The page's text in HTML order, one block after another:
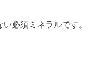
必須ミネラルです。